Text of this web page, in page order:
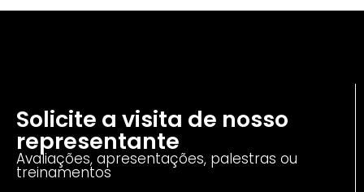
Solicite a visita de nosso
representante
Avaliações, apresentações, palestras ou
treinamentos